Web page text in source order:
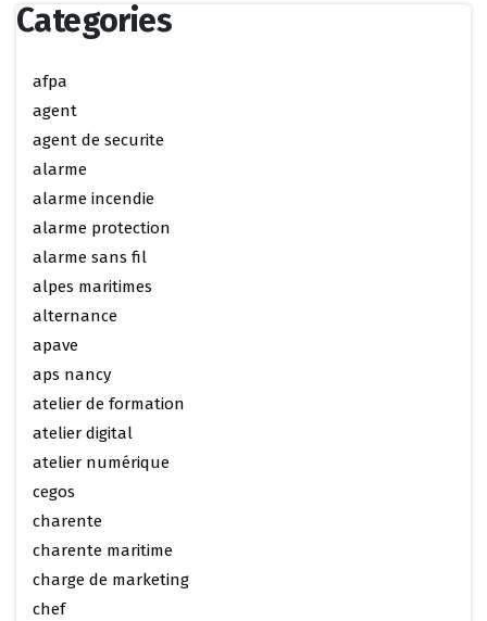
Categories
afpa
agent
agent de securite
alarme
alarme incendie
alarme protection
alarme sans fil
alpes maritimes
alternance
apave
aps nancy
atelier de formation
atelier digital
atelier numérique
cegos
charente
charente maritime
charge de marketing
chef